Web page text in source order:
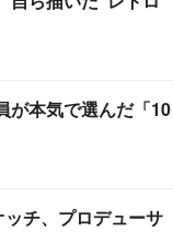
が本気で選んだ「10
ッチ、プロデューサ